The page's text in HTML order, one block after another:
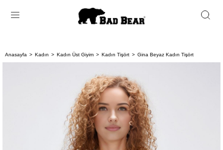
Anasayfa Kadın Kadın Üst Giyim Kadın Tişört Gina Beyaz Kadın Tişört